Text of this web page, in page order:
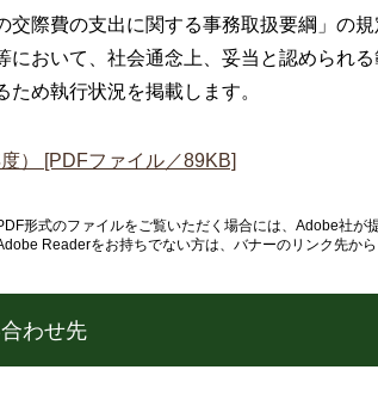
交際費の支出に関する事務取扱要綱」の
において、社会通念上、妥当と認められ
め執行状況を掲載します。
） [PDFファイル／89KB]
形式のファイルをご覧いただく場合には、Adobe社が
Readerをお持ちでない方は、バナーのリンク先か
わせ先